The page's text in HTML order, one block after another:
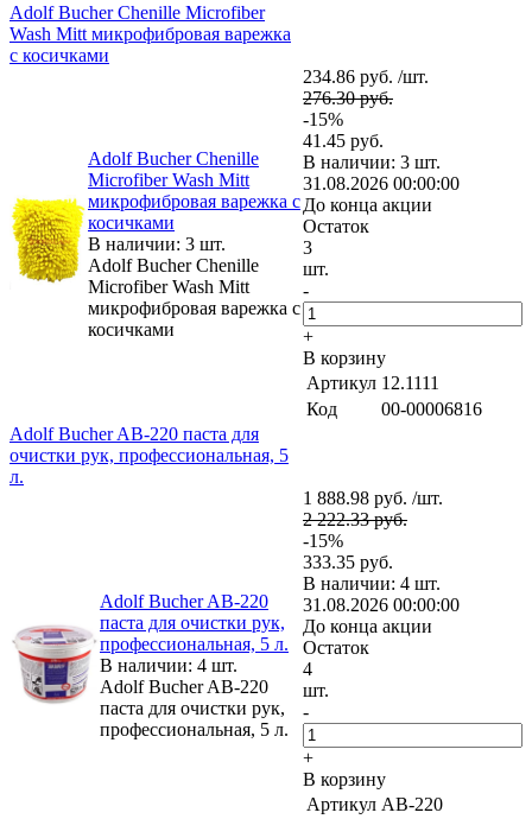
Adolf Bucher Chenille Microfiber
Wash Mitt микрофибровая варежка
с косичками
Adolf Bucher Chenille
Microfiber Wash Mitt
микрофибровая варежка с
косичками
В наличии: 3 шт.
Adolf Bucher Chenille
Microfiber Wash Mitt
микрофибровая варежка с
косичками
234.86 руб. /шт.
276.30 руб.
-15%
41.45 руб.
В наличии: 3 шт.
31.08.2026 00:00:00
До конца акции
Остаток
3
шт.
-
+
В корзину
Артикул 12.1111
Код
00-00006816
Adolf Bucher AB-220 паста для
очистки рук, профессиональная, 5
л.
Adolf Bucher AB-220
паста для очистки рук,
профессиональная, 5 л.
В наличии: 4 шт.
Adolf Bucher AB-220
паста для очистки рук,
профессиональная, 5 л.
1 888.98 руб. /шт.
2 222.33 руб.
-15%
333.35 руб.
В наличии: 4 шт.
31.08.2026 00:00:00
До конца акции
Остаток
4
шт.
-
+
В корзину
Артикул AB-220